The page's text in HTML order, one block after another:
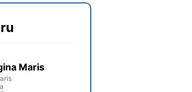
Maris